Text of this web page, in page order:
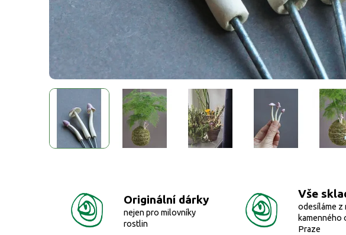
Originální dárky
nejen pro milovníky
rostlin
Vše
odesíláme z
kamenného
Praze